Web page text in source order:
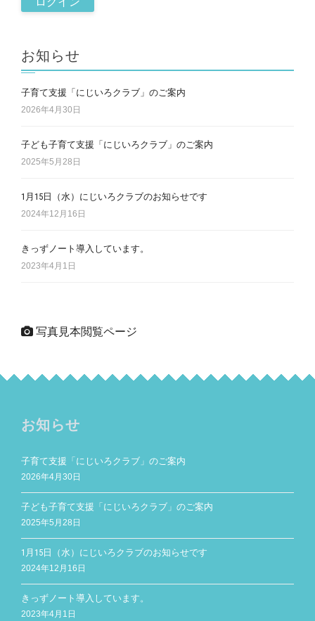
お知らせ
子育て支援「にじいろクラブ」のご案内
2026年4月30日
子ども子育て支援「にじいろクラブ」のご案内
2025年5月28日
1月15日（水）にじいろクラブのお知らせです
2024年12月16日
きっずノート導入しています。
2023年4月1日
写真見本閲覧ページ
お知らせ
子育て支援「にじいろクラブ」のご案内
2026年4月30日
子ども子育て支援「にじいろクラブ」のご案内
2025年5月28日
1月15日（水）にじいろクラブのお知らせです
2024年12月16日
きっずノート導入しています。
2023年4月1日